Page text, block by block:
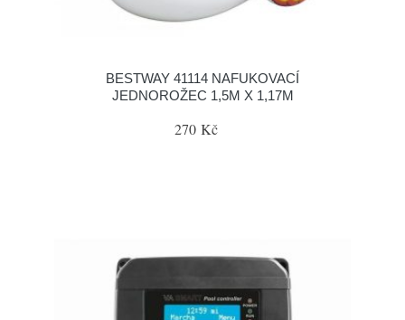
BESTWAY 41114 NAFUKOVACÍ
JEDNOROŽEC 1,5M X 1,17M
270 Kč